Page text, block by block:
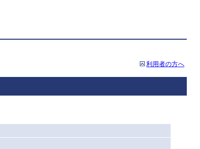
利用者の方へ